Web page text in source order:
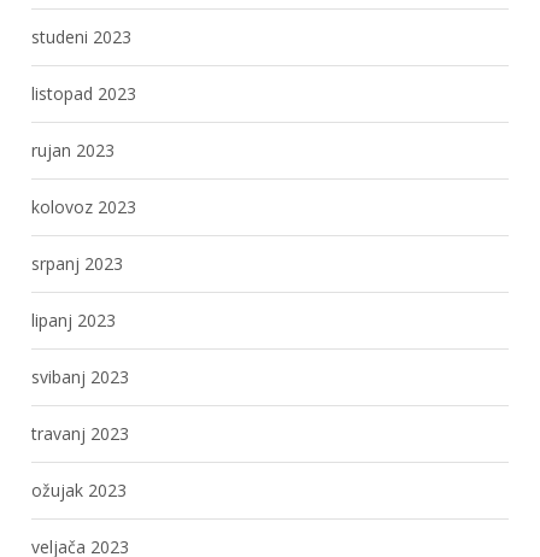
studeni 2023
listopad 2023
rujan 2023
kolovoz 2023
srpanj 2023
lipanj 2023
svibanj 2023
travanj 2023
ožujak 2023
veljača 2023